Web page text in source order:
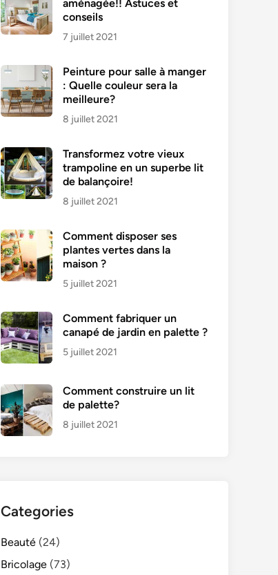
aménagée!! Astuces et
conseils
7 juillet 2021
Peinture pour salle à manger
: Quelle couleur sera la
meilleure?
8 juillet 2021
Transformez votre vieux
trampoline en un superbe lit
de balançoire!
8 juillet 2021
Comment disposer ses
plantes vertes dans la
maison ?
5 juillet 2021
Comment fabriquer un
canapé de jardin en palette ?
5 juillet 2021
Comment construire un lit
de palette?
8 juillet 2021
Categories
Beauté (24)
Bricolage (73)